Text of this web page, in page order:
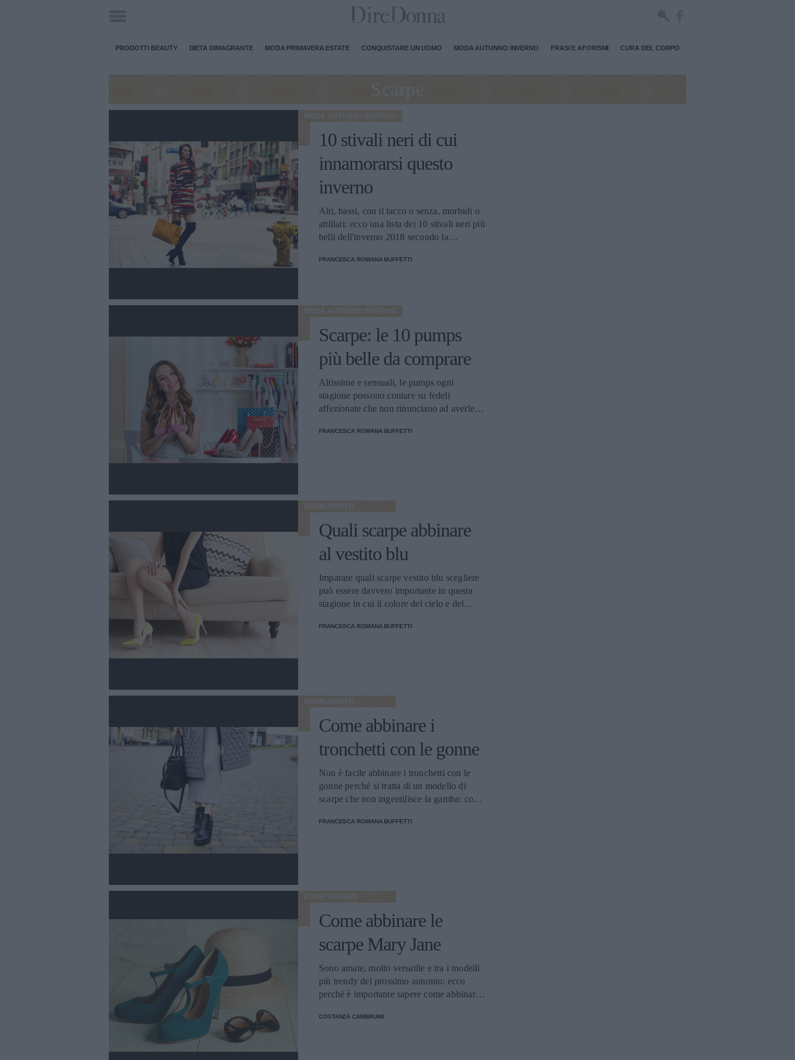
PRODOTTI BEAUTY DIETA DIMAGRANTE MODA PRIMAVERA ESTATE CONQUISTARE UN UOMO MODA AUTUNNO INVERNO FRASI E AFORISMI CURA DEL CORPO
Scarpe
MODA AUTUNNO INVERNO
10 stivali neri di cui
innamorarsi questo
inverno
Alti, bassi, con il tacco o senza, morbidi o
attillati: ecco una lista dei 10 stivali neri più
belli dell'inverno 2018 secondo la
FRANCESCA ROMANA BUFFETTI
MODA AUTUNNO INVERNO
Scarpe: le 10 pumps
più belle da comprare
Altissime e sensuali, le pumps ogni
stagione possono contare su fedeli
affezionate che non rinunciano ad averle.
FRANCESCA ROMANA BUFFETTI
ABBINAMENTI
Quali scarpe abbinare
al vestito blu
Imparare quali scarpe vestito blu scegliere
può essere davvero importante in questa
stagione in cui il colore del cielo e del
FRANCESCA ROMANA BUFFETTI
ABBINAMENTI
Come abbinare i
tronchetti con le gonne
Non è facile abbinare i tronchetti con le
gonne perché si tratta di un modello di
scarpe che non ingentilisce la gamba: con
FRANCESCA ROMANA BUFFETTI
COME VESTIRSI
Come abbinare le
scarpe Mary Jane
Sono amate, molto versatile e tra i modelli
più trendy del prossimo autunno: ecco
perché è importante sapere come abbinare
COSTANZA CAMBRIANI